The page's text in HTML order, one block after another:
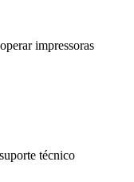
impressoras
técnico